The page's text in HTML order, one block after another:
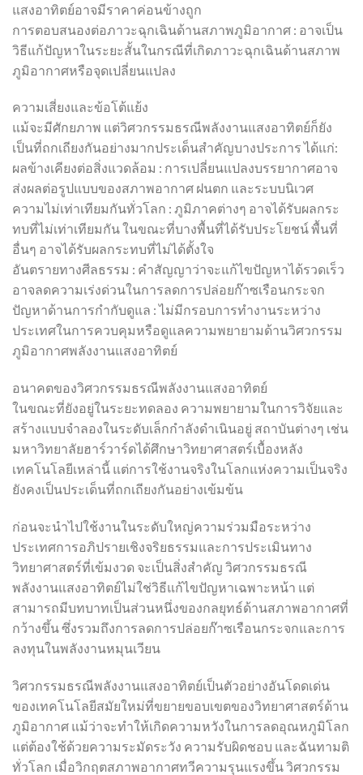
แสงอาทิตย์อาจมีราคาค่อนข้างถูก
การตอบสนองต่อภาวะฉุกเฉินด้านสภาพภูมิอากาศ : อาจเป็น
วิธีแก้ปัญหาในระยะสั้นในกรณีที่เกิดภาวะฉุกเฉินด้านสภาพ
ภูมิอากาศหรือจุดเปลี่ยนแปลง
ความเสี่ยงและข้อโต้แย้ง
แม้จะมีศักยภาพ แต่วิศวกรรมธรณีพลังงานแสงอาทิตย์ก็ยัง
เป็นที่ถกเถียงกันอย่างมากประเด็นสำคัญบางประการ ได้แก่:
ผลข้างเคียงต่อสิ่งแวดล้อม : การเปลี่ยนแปลงบรรยากาศอาจ
ส่งผลต่อรูปแบบของสภาพอากาศ ฝนตก และระบบนิเวศ
ความไม่เท่าเทียมกันทั่วโลก : ภูมิภาคต่างๆ อาจได้รับผลกระ
ทบที่ไม่เท่าเทียมกัน ในขณะที่บางพื้นที่ได้รับประโยชน์ พื้นที่
อื่นๆ อาจได้รับผลกระทบที่ไม่ได้ตั้งใจ
อันตรายทางศีลธรรม : คำสัญญาว่าจะแก้ไขปัญหาได้รวดเร็ว
อาจลดความเร่งด่วนในการลดการปล่อยก๊าซเรือนกระจก
ปัญหาด้านการกำกับดูแล : ไม่มีกรอบการทำงานระหว่าง
ประเทศในการควบคุมหรือดูแลความพยายามด้านวิศวกรรม
ภูมิอากาศพลังงานแสงอาทิตย์
อนาคตของวิศวกรรมธรณีพลังงานแสงอาทิตย์
ในขณะที่ยังอยู่ในระยะทดลอง ความพยายามในการวิจัยและ
สร้างแบบจำลองในระดับเล็กกำลังดำเนินอยู่ สถาบันต่างๆ เช่น
มหาวิทยาลัยฮาร์วาร์ดได้ศึกษาวิทยาศาสตร์เบื้องหลัง
เทคโนโลยีเหล่านี้ แต่การใช้งานจริงในโลกแห่งความเป็นจริง
ยังคงเป็นประเด็นที่ถกเถียงกันอย่างเข้มข้น
ก่อนจะนำไปใช้งานในระดับใหญ่ความร่วมมือระหว่าง
ประเทศการอภิปรายเชิงจริยธรรมและการประเมินทาง
วิทยาศาสตร์ที่เข้มงวด จะเป็นสิ่งสำคัญ วิศวกรรมธรณี
พลังงานแสงอาทิตย์ไม่ใช่วิธีแก้ไขปัญหาเฉพาะหน้า แต่
สามารถมีบทบาทเป็นส่วนหนึ่งของกลยุทธ์ด้านสภาพอากาศที่
กว้างขึ้น ซึ่งรวมถึงการลดการปล่อยก๊าซเรือนกระจกและการ
ลงทุนในพลังงานหมุนเวียน
วิศวกรรมธรณีพลังงานแสงอาทิตย์เป็นตัวอย่างอันโดดเด่น
ของเทคโนโลยีสมัยใหม่ที่ขยายขอบเขตของวิทยาศาสตร์ด้าน
ภูมิอากาศ แม้ว่าจะทำให้เกิดความหวังในการลดอุณหภูมิโลก
แต่ต้องใช้ด้วยความระมัดระวัง ความรับผิดชอบ และฉันทามติ
ทั่วโลก เมื่อวิกฤตสภาพอากาศทวีความรุนแรงขึ้น วิศวกรรม